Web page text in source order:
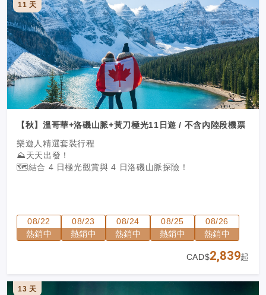
11 天
【秋】溫哥華+洛磯山脈+黃刀極光11日遊 / 不含內陸段機票
樂遊人精選套裝行程
⛰️天天出發！
🗺️結合 4 日極光觀賞與 4 日洛磯山脈探險！
08/22
熱銷中
08/23
熱銷中
08/24
熱銷中
08/25
熱銷中
08/26
熱銷中
CAD$2,839起
13 天